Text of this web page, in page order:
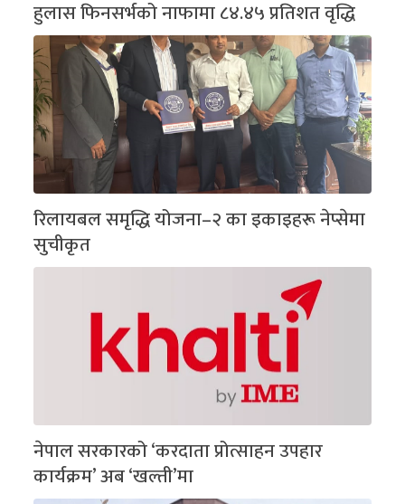
हुलास फिनसर्भको नाफामा ८४.४५ प्रतिशत वृद्धि
रिलायबल समृद्धि योजना–२ का इकाइहरू नेप्सेमा
सुचीकृत
नेपाल सरकारको ‘करदाता प्रोत्साहन उपहार
कार्यक्रम’ अब ‘खल्ती’मा